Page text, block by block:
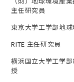
主任研究員
東京大学工学部地
RITE 主任研究員
横浜国立大学工学
授